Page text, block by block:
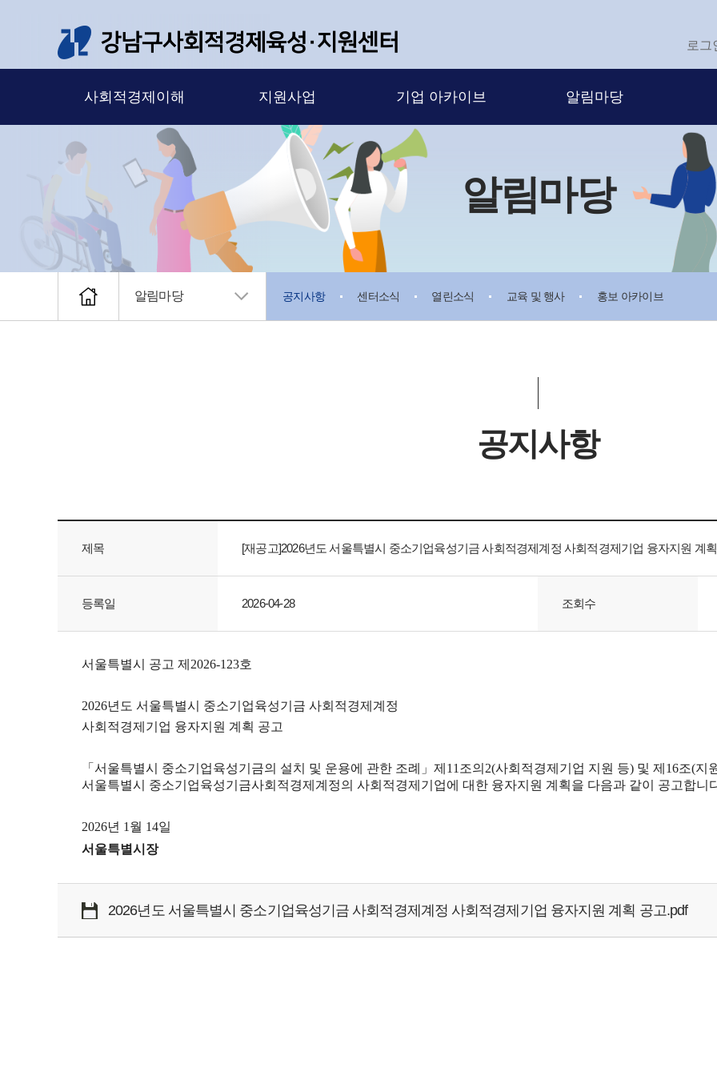
로그
사회적경제이해 지원사업 기업 아카이브 알림마당
알림마당
알림마당 공지사항 센터소식 열린소식 교육 및 행사 홍보 아카이브
공지사항
제목 [재공고]2026년도 서울특별시 중소기업육성기금 사회적경제계정 사회적경제기업 융자지원 계
등록일 2026-04-28 조회수
서울특별시 공고 제2026-123호
2026년도 서울특별시 중소기업육성기금 사회적경제계정
사회적경제기업 융자지원 계획 공고
「서울특별시 중소기업육성기금의 설치 및 운용에 관한 조례」제11조의2(사회적경제기업 지원 등) 및 제16조(지
서울특별시 중소기업육성기금사회적경제계정의 사회적경제기업에 대한 융자지원 계획을 다음과 같이 공고합니
2026년 1월 14일
서울특별시장
2026년도 서울특별시 중소기업육성기금 사회적경제계정 사회적경제기업 융자지원 계획 공고.pdf